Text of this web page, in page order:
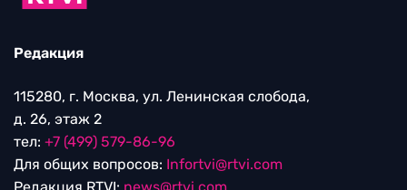
Редакция
115280, г. Москва, ул. Ленинская слобода,
д. 26, этаж 2
тел: +7 (499) 579-86-96
Для общих вопросов: Infortvi@rtvi.com
Редакция RTVI: news@rtvi.com